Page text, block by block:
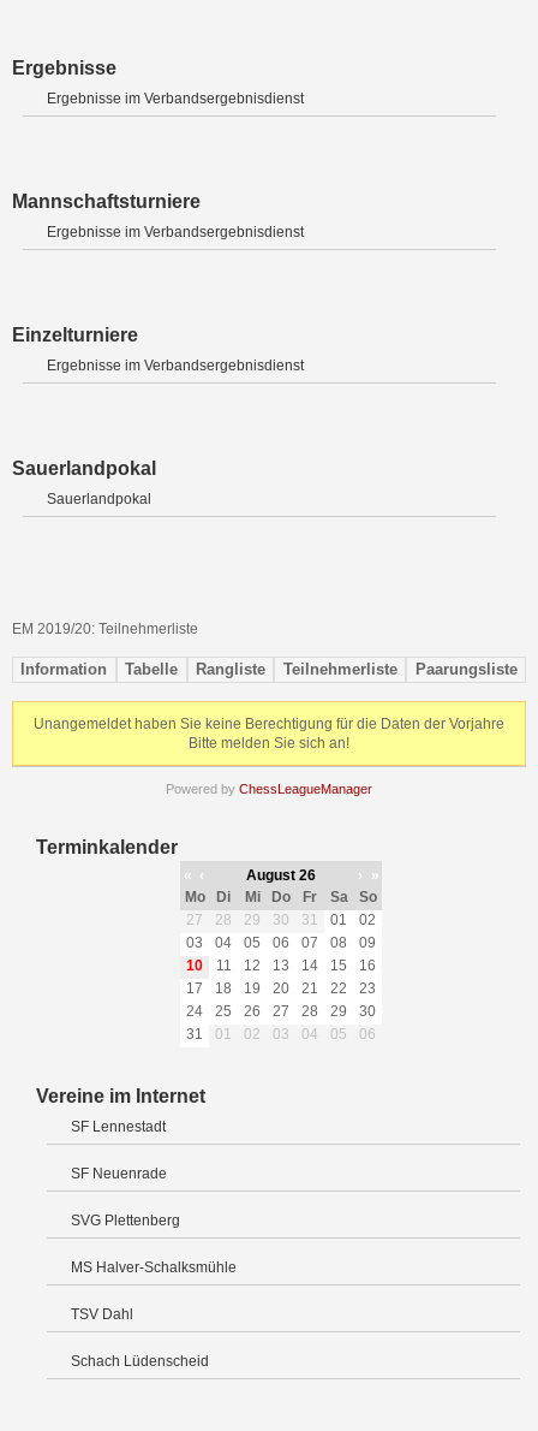
Ergebnisse
Ergebnisse im Verbandsergebnisdienst
Mannschaftsturniere
Ergebnisse im Verbandsergebnisdienst
Einzelturniere
Ergebnisse im Verbandsergebnisdienst
Sauerlandpokal
Sauerlandpokal
EM 2019/20: Teilnehmerliste
Information Tabelle Rangliste Teilnehmerliste Paarungsliste
Unangemeldet haben Sie keine Berechtigung für die Daten der Vorjahre
Bitte melden Sie sich an!
Powered by ChessLeagueManager
Terminkalender
« ‹ August 26 ›
»
Mo
Di Mi Do Fr Sa
So
27
28 29 30 31 01
02
03
04 05 06 07 08
09
10
11 12 13 14 15
16
17
18 19 20 21 22
23
24
25 26 27 28 29
30
31
01 02 03 04 05 06
Vereine im Internet
SF Lennestadt
SF Neuenrade
SVG Plettenberg
MS Halver-Schalksmühle
TSV Dahl
Schach Lüdenscheid